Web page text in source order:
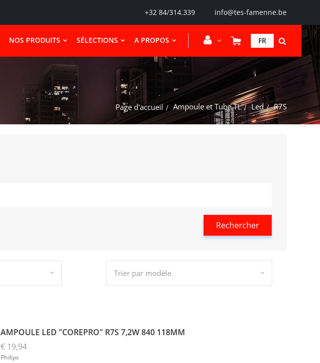
+32 84/314.339 info@tes-famenne.be
FR
NOS PRODUITS SÉLECTIONS A PROPOS
Page d'accueil Ampoule et Tube TL Led R7S
Rechercher
Trier par modèle
AMPOULE LED "COREPRO" R7S 7,2W 840 118MM
€ 19,94
Philips